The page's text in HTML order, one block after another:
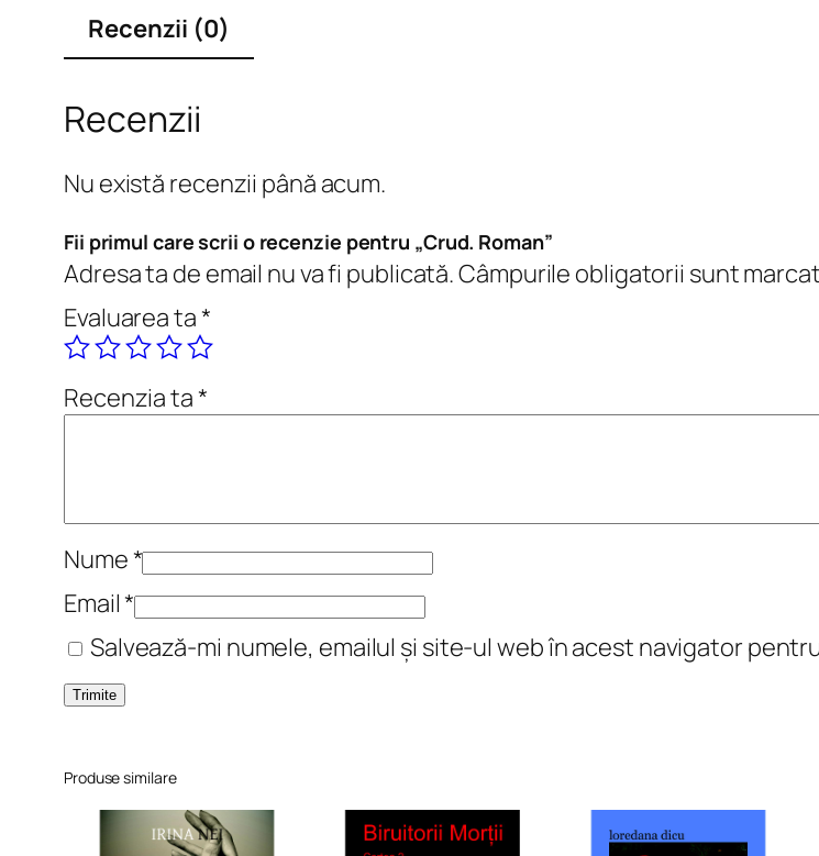
Recenzii (0)
Recenzii
Nu există recenzii până acum.
Fii primul care scrii o recenzie pentru „Crud. Roman”
Adresa ta de email nu va fi publicată.Câmpurile obligatorii sunt
Evaluarea ta*
Recenzia ta*
Nume*
Email*
Salvează-mi numele, emailul și site-ul web în acest navigator
Produse similare